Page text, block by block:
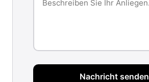
Nachricht senden